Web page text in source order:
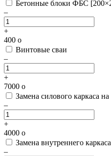
Бетонные блоки ФБС
–
+
400 o
Винтовые сваи
–
+
7000 o
Замена силового каркаса
–
+
4000 o
Замена внутреннего
–